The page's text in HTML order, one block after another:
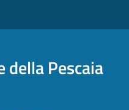
della Pescaia